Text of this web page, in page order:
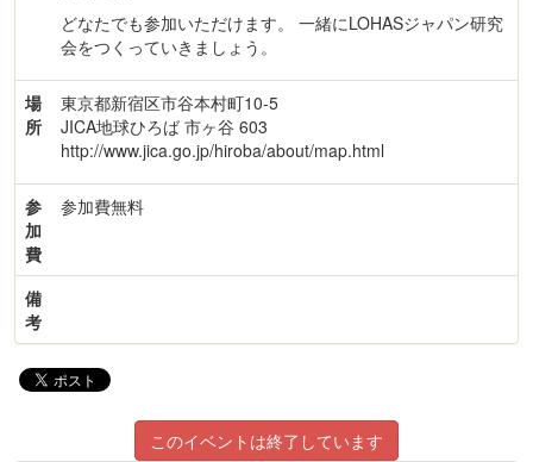
どなたでも参加いただけます。 一緒にLOHASジャパン研究
会をつくっていきましょう。
場
所
東京都新宿区市谷本村町10-5
JICA地球ひろば 市ヶ谷 603
http://www.jica.go.jp/hiroba/about/map.html
参
加
費
参加費無料
備
考
このイベントは終了しています